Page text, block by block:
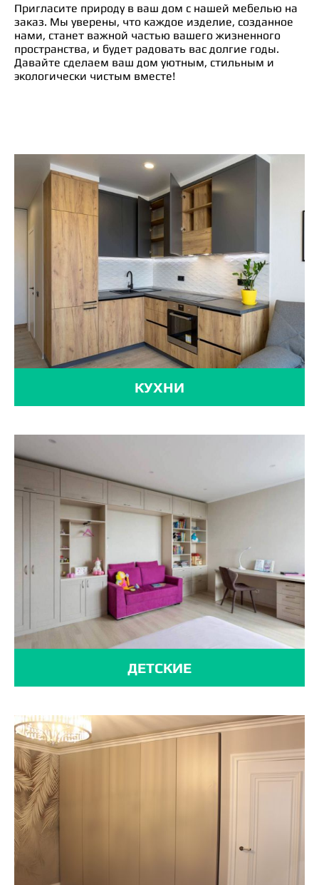
Пригласите природу в ваш дом с нашей мебелью на
заказ. Мы уверены, что каждое изделие, созданное
нами, станет важной частью вашего жизненного
пространства, и будет радовать вас долгие годы.
Давайте сделаем ваш дом уютным, стильным и
экологически чистым вместе!
КУХНИ
ДЕТСКИЕ